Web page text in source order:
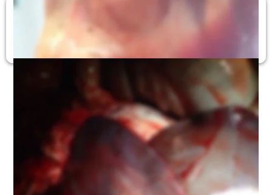
Bandwurmfinne
Bandwurmfinne in der Leber, Organ untauglich, Wildbret
verwendbar